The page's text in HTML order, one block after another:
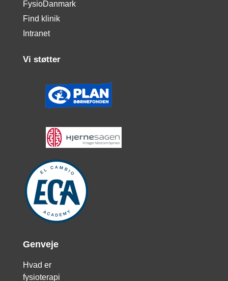
FysioDanmark
Find klinik
Intranet
Vi støtter
Genveje
Hvad er
fysioterapi